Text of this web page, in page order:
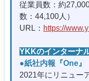
従業員数：約
数：44,100人）
URL： https://
YKKのインターナ
●紙社内報『One』
2021年にリニュー